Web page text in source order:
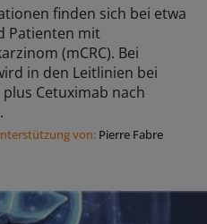
finden sich bei etwa
Patienten mit
(mCRC). Bei
in den Leitlinien bei
Cetuximab nach
von: Pierre Fabre